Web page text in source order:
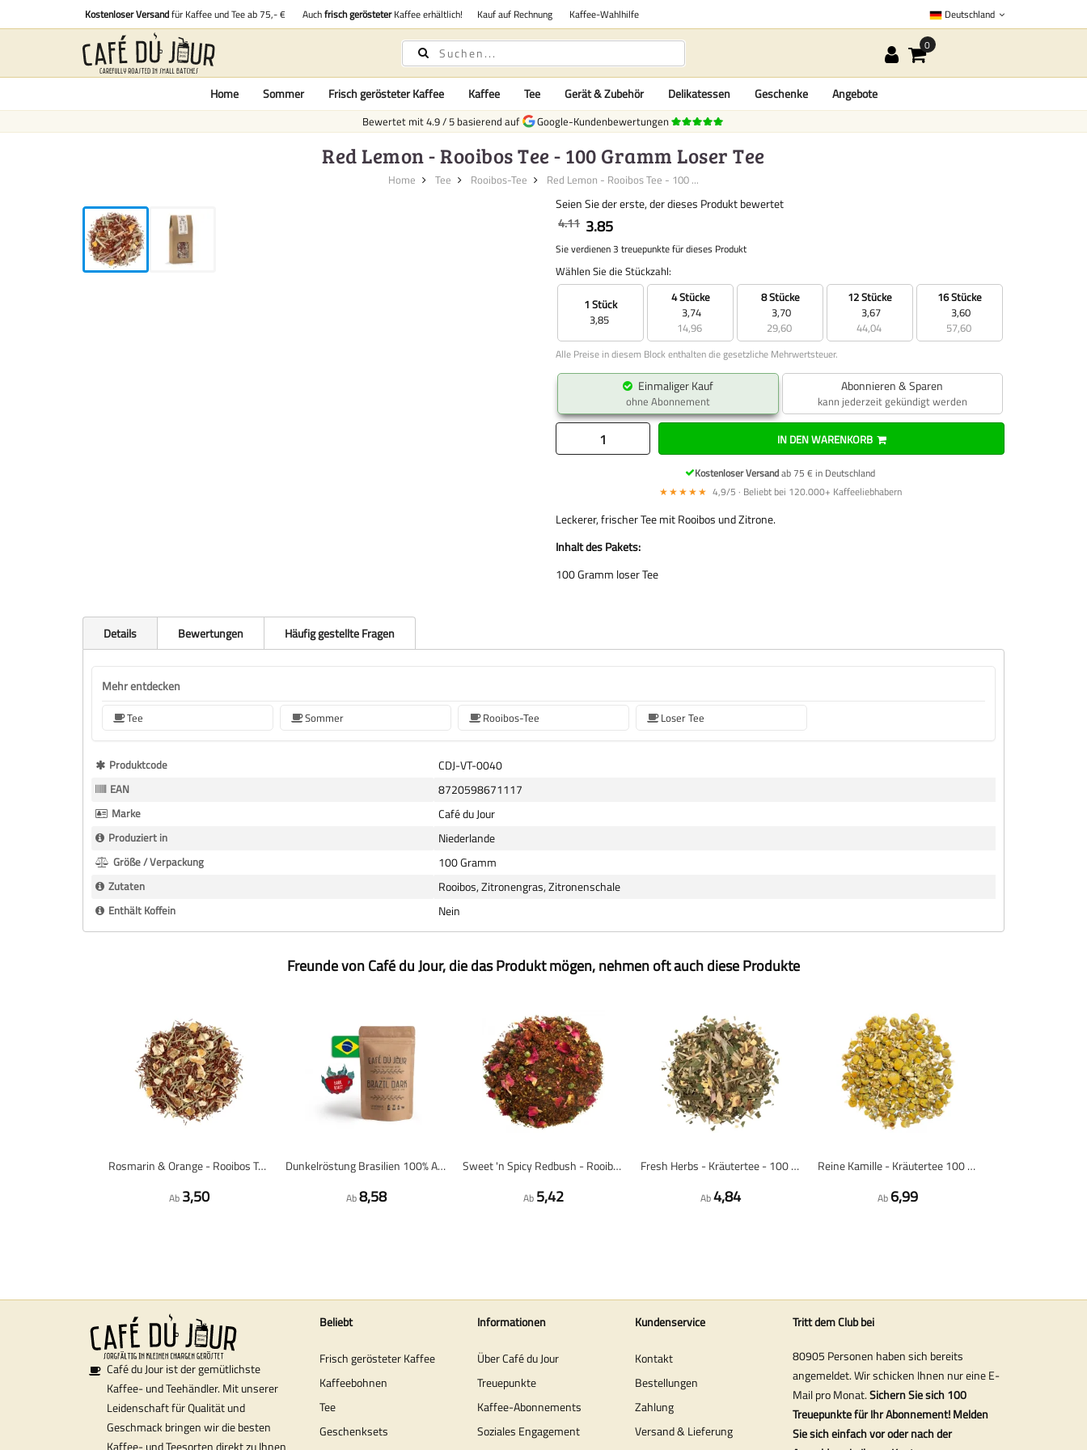
Kostenloser Versandfür Kaffee und Tee ab 75,- € Auchfrisch gerösteterKaffee erhältlich! Kauf auf Rechnung Kaffee-Wahlhilfe Deutschland
Home Sommer Frisch gerösteter Kaffee Kaffee Tee Gerät & Zubehör Delikatessen Geschenke Angebote
Bewertet mit4.9/5 basierend auf Google-Kundenbewertungen
Red Lemon - Rooibos Tee - 100 Gramm Loser Tee
Home Tee Rooibos-Tee Red Lemon - Rooibos Tee - 100 ...
Seien Sie der erste, der dieses Produkt bewertet
4.11 3.85
Sie verdienen 3 treuepunkte für dieses Produkt
Wählen Sie die Stückzahl:
1 Stück
3,85
4 Stücke
3,74
14,96
8 Stücke
3,70
29,60
12 Stücke
3,67
44,04
16 Stücke
3,60
57,60
Alle Preise in diesem Block enthalten die gesetzliche Mehrwertsteuer.
Einmaliger Kauf
ohne Abonnement
Abonnieren & Sparen
kann jederzeit gekündigt werden
IN DEN WARENKORB
Kostenloser Versandab 75 € in Deutschland
★★★★★ 4,9/5 · Beliebt bei 120.000+ Kaffeeliebhabern
Leckerer, frischer Tee mit Rooibos und Zitrone.
Inhalt des Pakets:
100 Gramm loser Tee
Details Bewertungen Häufig gestellte Fragen
Mehr entdecken
Tee Sommer Rooibos-Tee Loser Tee
Mehr
Informationen
Produktcode CDJ-VT-0040
EAN 8720598671117
Marke Café du Jour
Produziert in Niederlande
Größe / Verpackung 100 Gramm
Zutaten Rooibos, Zitronengras, Zitronenschale
Enthält Koffein Nein
Freunde von Café du Jour, die das Produkt mögen, nehmen oft auch diese Produkte
Rosmarin & Orange - Rooibos Tee - 100 Gramm Loser Tee
Ab 3,50
Dunkelröstung Brasilien 100% Arabica - Frisch geröstete Kaffeebohnen
Ab8,58
Sweet 'n Spicy Redbush - Rooibos Tee 100 Gramm - Café du Jour, lose Teemischung
Ab 5,42
Fresh Herbs - Kräutertee - 100 Gramm Loser Tee
Ab4,84
Reine Kamille - Kräutertee 100 Gramm - Café du Jour loser Tee
Ab 6,99
Café du Jour ist der gemütlichste
Kaffee- und Teehändler. Mit unserer
Leidenschaft für Qualität und
Geschmack bringen wir die besten
Kaffee- und Teesorten direkt zu Ihnen
Beliebt
Frisch gerösteter Kaffee
Kaffeebohnen
Tee
Geschenksets
Informationen
Über Café du Jour
Treuepunkte
Kaffee-Abonnements
Soziales Engagement
Kundenservice
Kontakt
Bestellungen
Zahlung
Versand & Lieferung
Tritt dem Club bei
80905 Personen haben sich bereits
angemeldet. Wir schicken Ihnen nur eine E-
Mail pro Monat.Sichern Sie sich 100
Treuepunkte für Ihr Abonnement! Melden
Sie sich einfach vor oder nach der